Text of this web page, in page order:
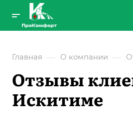
Главная — О компании —
Отзывы
Искитиме